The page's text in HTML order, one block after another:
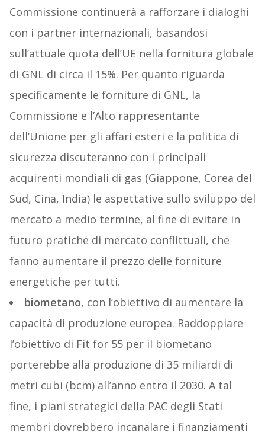
Commissione continuerà a rafforzare i dialoghi
con i partner internazionali, basandosi
sull’attuale quota dell’UE nella fornitura globale
di GNL di circa il 15%. Per quanto riguarda
specificamente le forniture di GNL, la
Commissione e l’Alto rappresentante
dell’Unione per gli affari esteri e la politica di
sicurezza discuteranno con i principali
acquirenti mondiali di gas (Giappone, Corea del
Sud, Cina, India) le aspettative sullo sviluppo del
mercato a medio termine, al fine di evitare in
futuro pratiche di mercato conflittuali, che
fanno aumentare il prezzo delle forniture
energetiche per tutti.
biometano, con l’obiettivo di aumentare la
capacità di produzione europea. Raddoppiare
l’obiettivo di Fit for 55 per il biometano
porterebbe alla produzione di 35 miliardi di
metri cubi (bcm) all’anno entro il 2030. A tal
fine, i piani strategici della PAC degli Stati
membri dovrebbero incanalare i finanziamenti